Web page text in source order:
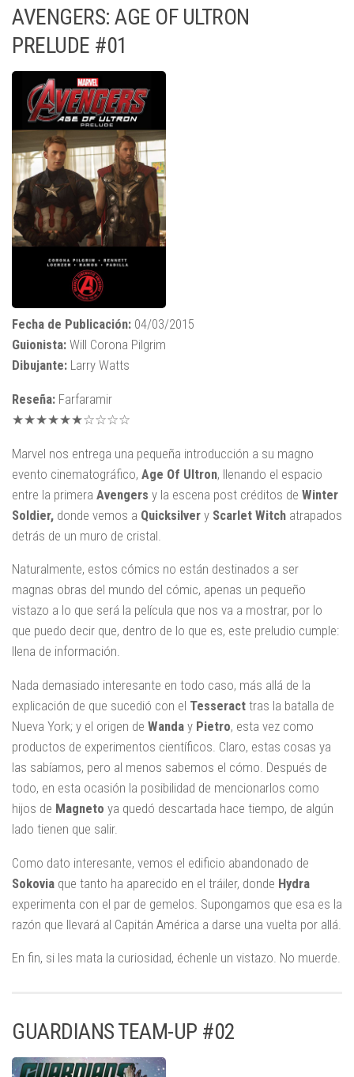
AVENGERS: AGE OF ULTRON
PRELUDE #01
Fecha de Publicación: 04/03/2015
Guionista: Will Corona Pilgrim
Dibujante: Larry Watts
Reseña: Farfaramir
★★★★★★☆☆☆☆
Marvel nos entrega una pequeña introducción a su magno
evento cinematográfico, Age Of Ultron, llenando el espacio
entre la primera Avengers y la escena post créditos de Winter
Soldier, donde vemos a Quicksilver y Scarlet Witch atrapados
detrás de un muro de cristal.
Naturalmente, estos cómics no están destinados a ser
magnas obras del mundo del cómic, apenas un pequeño
vistazo a lo que será la película que nos va a mostrar, por lo
que puedo decir que, dentro de lo que es, este preludio cumple:
llena de información.
Nada demasiado interesante en todo caso, más allá de la
explicación de que sucedió con el Tesseract tras la batalla de
Nueva York; y el origen de Wanda y Pietro, esta vez como
productos de experimentos científicos. Claro, estas cosas ya
las sabíamos, pero al menos sabemos el cómo. Después de
todo, en esta ocasión la posibilidad de mencionarlos como
hijos de Magneto ya quedó descartada hace tiempo, de algún
lado tienen que salir.
Como dato interesante, vemos el edificio abandonado de
Sokovia que tanto ha aparecido en el tráiler, donde Hydra
experimenta con el par de gemelos. Supongamos que esa es la
razón que llevará al Capitán América a darse una vuelta por allá.
En fin, si les mata la curiosidad, échenle un vistazo. No muerde.
GUARDIANS TEAM-UP #02